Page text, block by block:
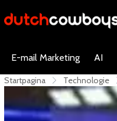
E-mail Marketing AI
Startpagina Technologie